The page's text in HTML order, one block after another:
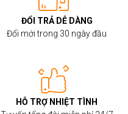
ĐỔI TRẢ DỄ DÀNG
Đổi mới trong 30 ngày đầu
HỖ TRỢ NHIỆT TÌNH